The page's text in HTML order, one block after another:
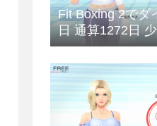
Fit Boxing 2でダ
日 通算1272日